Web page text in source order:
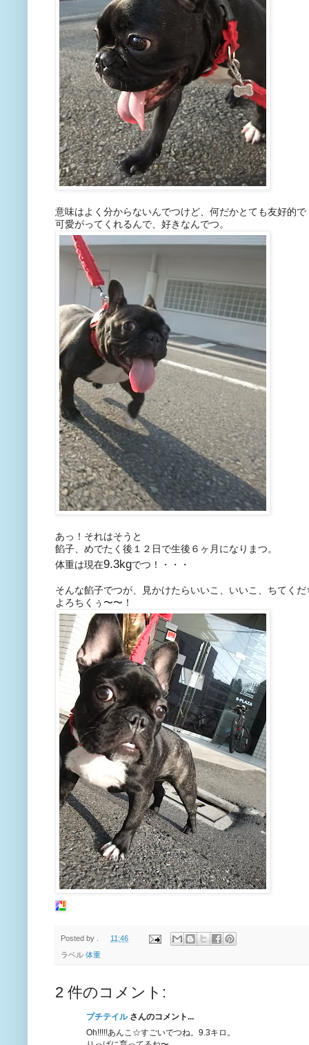
意味はよく分からないんでつけど、何だかとても友好的で
可愛がってくれるんで、好きなんでつ。
あっ！それはそうと
餡子、めでたく後１２日で生後６ヶ月になりまつ。
体重は現在9.3kgでつ！・・・
そんな餡子でつが、見かけたらいいこ、いいこ、ちてく
よろちくぅ〜〜！
Posted by 11:46
ラベル 体重
2 件のコメント:
プチテイルさんのコメント...
Oh!!!!!あんこ☆すごいでつね。9.3キロ。